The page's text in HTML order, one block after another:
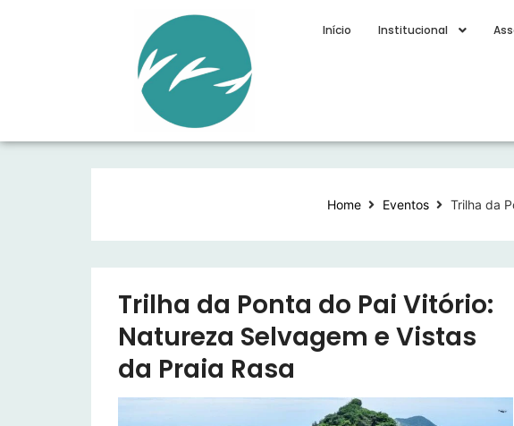
Início Institucional
Home Eventos Trilha da
Trilha da Ponta do Pai Vitório:
Natureza Selvagem e Vistas
da Praia Rasa